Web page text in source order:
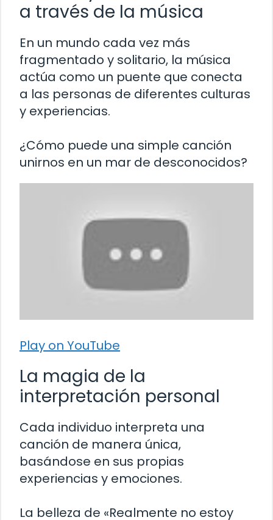
a través de la música
En un mundo cada vez más
fragmentado y solitario, la música
actúa como un puente que conecta
a las personas de diferentes culturas
y experiencias.
¿Cómo puede una simple canción
unirnos en un mar de desconocidos?
Play on YouTube
La magia de la
interpretación personal
Cada individuo interpreta una
canción de manera única,
basándose en sus propias
experiencias y emociones.
La belleza de «Realmente no estoy